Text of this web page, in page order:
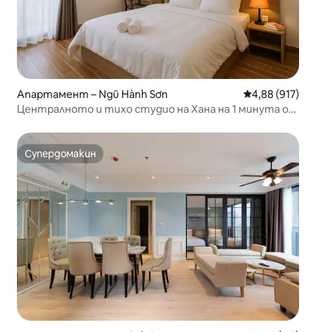
Апартамент – Ngũ Hành Sơn Средна
4,88 (917)
Централното и тихо студио на Хана на 1 минута от
Супердомакин
Супердомакин